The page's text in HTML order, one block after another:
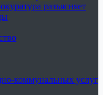
разъясняет
коммунальных услуг